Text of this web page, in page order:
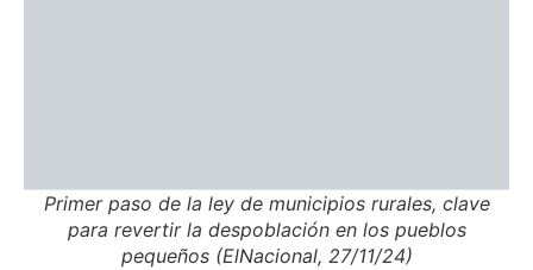
Primer paso de la ley de municipios rurales, clave
para revertir la despoblación en los pueblos
pequeños (ElNacional, 27/11/24)